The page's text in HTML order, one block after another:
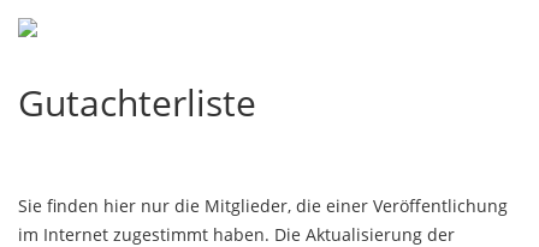
überspringen
Gutachterliste
Sie finden hier nur die Mitglieder, die einer Veröffentlichung
im Internet zugestimmt haben. Die Aktualisierung der